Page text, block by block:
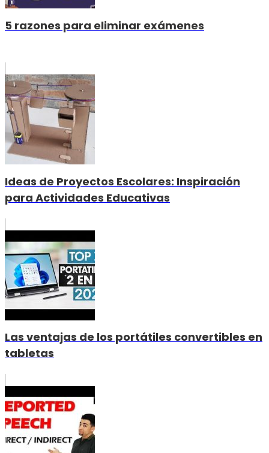
5 razones para eliminar exámenes
Ideas de Proyectos Escolares: Inspiración
para Actividades Educativas
Las ventajas de los portátiles convertibles en
tabletas